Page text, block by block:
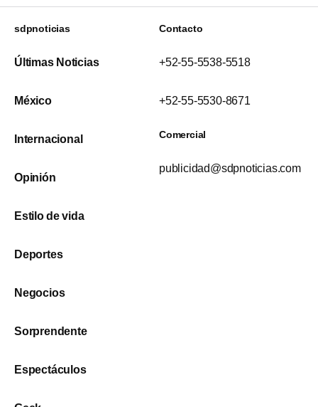
sdpnoticias
Últimas Noticias
México
Internacional
Opinión
Estilo de vida
Deportes
Negocios
Sorprendente
Espectáculos
Contacto
+52-55-5538-5518
+52-55-5530-8671
Comercial
publicidad@sdpnoticias.com